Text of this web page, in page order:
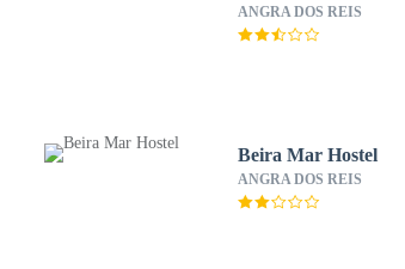
ANGRA DOS REIS
Beira Mar Hostel
ANGRA DOS REIS